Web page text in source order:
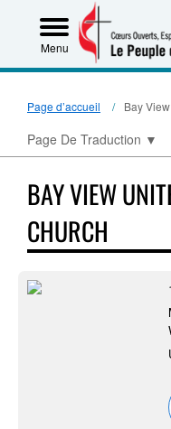
Menu
Page d’accueil Bay
Page De Traduction ▼
BAY VIEW
CHURCH